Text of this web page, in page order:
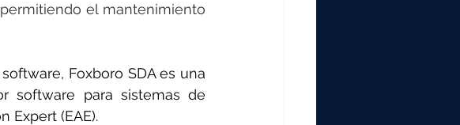
el mantenimiento
Foxboro SDA es una
software para sistemas de
Expert (EAE).